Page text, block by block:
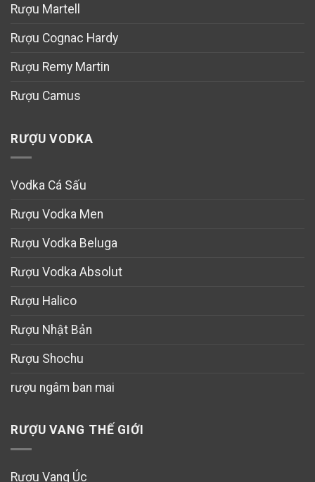
Rượu Martell
Rượu Cognac Hardy
Rượu Remy Martin
Rượu Camus
RƯỢU VODKA
Vodka Cá Sấu
Rượu Vodka Men
Rượu Vodka Beluga
Rượu Vodka Absolut
Rượu Halico
Rượu Nhật Bản
Rượu Shochu
rượu ngâm ban mai
RƯỢU VANG THẾ GIỚI
Rượu Vang Úc